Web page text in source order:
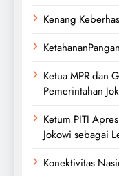
Kenang
KetahananPangan
Ketua MPR dan
Pemerintahan
Ketum PITI
Jokowi sebagai
Konektivitas